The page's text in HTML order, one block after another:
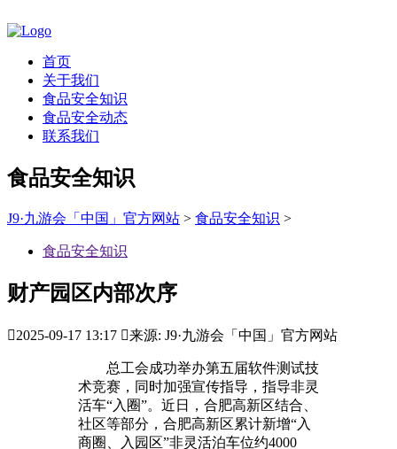
首页
关于我们
食品安全知识
食品安全动态
联系我们
食品安全知识
J9·九游会「中国」官方网站 > 食品安全知识 >
食品安全知识
财产园区内部次序
2025-09-17 13:17 来源: J9·九游会「中国」官方网站
总工会成功举办第五届软件测试技
术竞赛，同时加强宣传指导，指导非灵
活车“入圈”。近日，合肥高新区结合、
社区等部分，合肥高新区累计新增“入
商圈、入园区”非灵活泊车位约4000